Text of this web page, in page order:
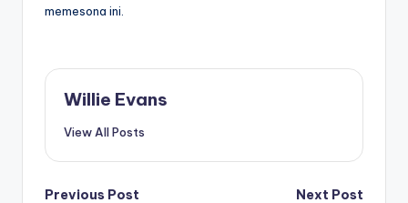
memesona ini.
Willie Evans
View All Posts
Previous Post
Next Post